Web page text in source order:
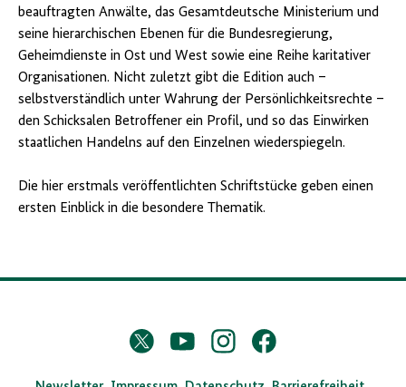
beauftragten Anwälte, das Gesamtdeutsche Ministerium und
seine hierarchi­schen Ebenen für die Bundesregierung,
Geheimdienste in Ost und West sowie eine Reihe karitativer
Organisationen. Nicht zuletzt gibt die Edition auch –
selbstverständlich unter Wahrung der Persönlichkeitsrechte –
den Schicksalen Betroffener ein Profil, und so das Einwirken
staatlichen Handelns auf den Einzelnen wiederspiegeln.
Die hier erstmals veröffentlichten Schriftstücke geben einen
ersten Einblick in die besondere Thematik.
D
Twitter
X
YouTubeInstagramFacebook